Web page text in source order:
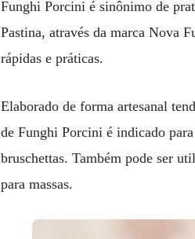
Funghi Porcini é sinônimo de
Pastina, através da marca Nova
rápidas e práticas.
Elaborado de forma artesanal
de Funghi Porcini é indicado
bruschettas. Também pode ser
para massas.